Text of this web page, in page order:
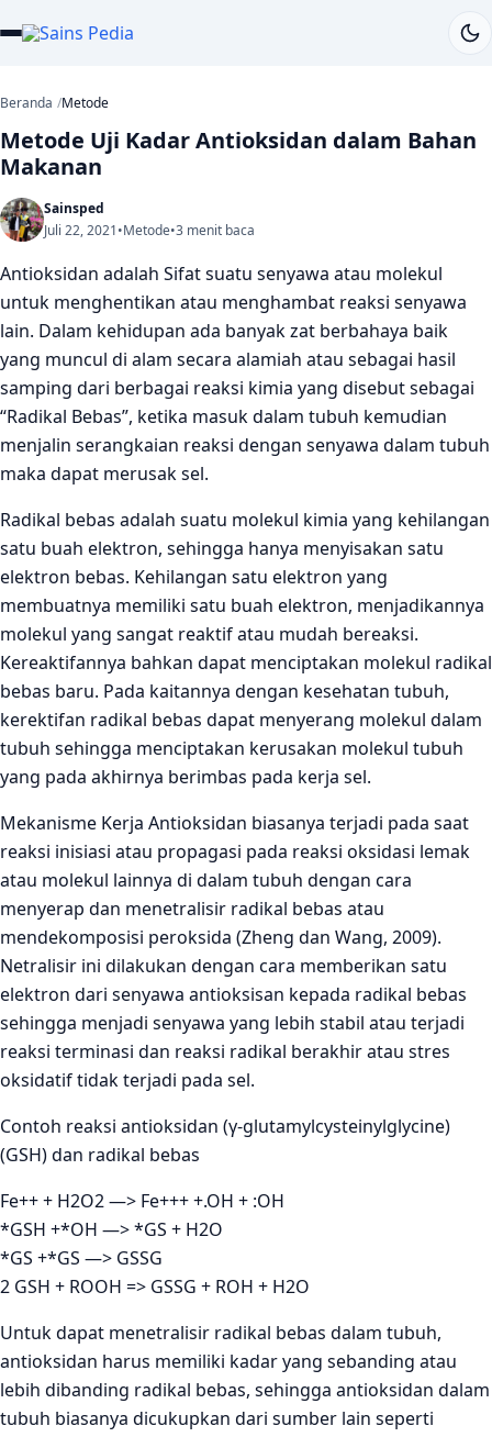
Beranda Metode
Metode Uji Kadar Antioksidan dalam Bahan
Makanan
Sainsped
Juli 22, 2021•Metode•3 menit baca
Antioksidan adalah Sifat suatu senyawa atau molekul
untuk menghentikan atau menghambat reaksi senyawa
lain. Dalam kehidupan ada banyak zat berbahaya baik
yang muncul di alam secara alamiah atau sebagai hasil
samping dari berbagai reaksi kimia yang disebut sebagai
“Radikal Bebas”, ketika masuk dalam tubuh kemudian
menjalin serangkaian reaksi dengan senyawa dalam tubuh
maka dapat merusak sel.
Radikal bebas adalah suatu molekul kimia yang kehilangan
satu buah elektron, sehingga hanya menyisakan satu
elektron bebas. Kehilangan satu elektron yang
membuatnya memiliki satu buah elektron, menjadikannya
molekul yang sangat reaktif atau mudah bereaksi.
Kereaktifannya bahkan dapat menciptakan molekul radikal
bebas baru. Pada kaitannya dengan kesehatan tubuh,
kerektifan radikal bebas dapat menyerang molekul dalam
tubuh sehingga menciptakan kerusakan molekul tubuh
yang pada akhirnya berimbas pada kerja sel.
Mekanisme Kerja Antioksidan biasanya terjadi pada saat
reaksi inisiasi atau propagasi pada reaksi oksidasi lemak
atau molekul lainnya di dalam tubuh dengan cara
menyerap dan menetralisir radikal bebas atau
mendekomposisi peroksida (Zheng dan Wang, 2009).
Netralisir ini dilakukan dengan cara memberikan satu
elektron dari senyawa antioksisan kepada radikal bebas
sehingga menjadi senyawa yang lebih stabil atau terjadi
reaksi terminasi dan reaksi radikal berakhir atau stres
oksidatif tidak terjadi pada sel.
Contoh reaksi antioksidan (γ-glutamylcysteinylglycine)
(GSH) dan radikal bebas
Fe++ + H2O2 —> Fe+++ +.OH + :OH
*GSH +*OH —> *GS + H2O
*GS +*GS —> GSSG
2 GSH + ROOH => GSSG + ROH + H2O
Untuk dapat menetralisir radikal bebas dalam tubuh,
antioksidan harus memiliki kadar yang sebanding atau
lebih dibanding radikal bebas, sehingga antioksidan dalam
tubuh biasanya dicukupkan dari sumber lain seperti